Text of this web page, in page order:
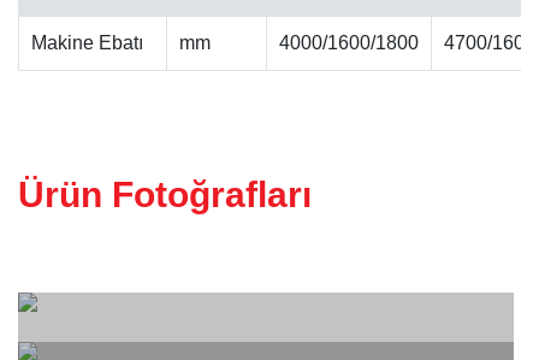
Makine Ebatı mm 4000/1600/1800 4700/
Ürün Fotoğrafları